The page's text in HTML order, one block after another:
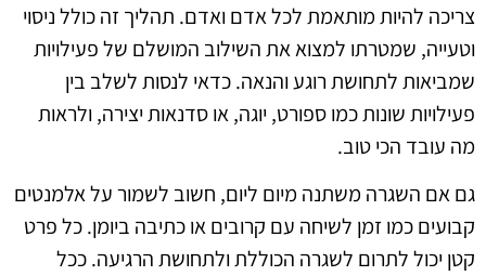
צריכה להיות מותאמת לכל אדם ואדם. תהליך זה כולל ניסוי
וטעייה, שמטרתו למצוא את השילוב המושלם של פעילויות
שמביאות לתחושת רוגע והנאה. כדאי לנסות לשלב בין
פעילויות שונות כמו ספורט, יוגה, או סדנאות יצירה, ולראות
מה עובד הכי טוב.
גם אם השגרה משתנה מיום ליום, חשוב לשמור על אלמנטים
קבועים כמו זמן לשיחה עם קרובים או כתיבה ביומן. כל פרט
קטן יכול לתרום לשגרה הכוללת ולתחושת הרגיעה. ככל